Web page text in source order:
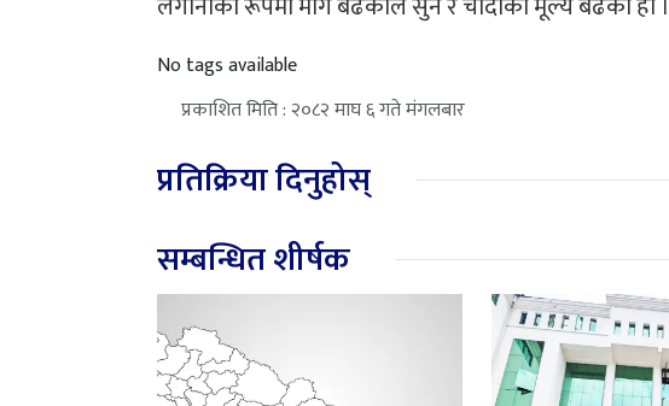
No tags available
प्रकाशित मिति : २०८२ माघ ६ गते मंगलबार
प्रतिक्रिया दिनुहोस्
सम्बन्धित शीर्षक